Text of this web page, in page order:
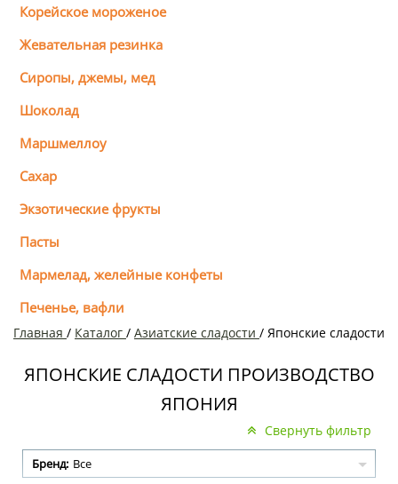
Корейское мороженое
Жевательная резинка
Сиропы, джемы, мед
Шоколад
Маршмеллоу
Сахар
Экзотические фрукты
Пасты
Мармелад, желейные конфеты
Печенье, вафли
Главная / Каталог / Азиатcкие сладости / Японские сладости
ЯПОНСКИЕ СЛАДОСТИ ПРОИЗВОДСТВО
ЯПОНИЯ
Свернуть фильтр
Бренд: Все